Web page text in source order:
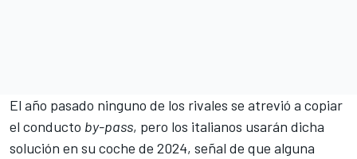
El año pasado ninguno de los rivales se atrevió a copiar
el conducto by-pass, pero los italianos usarán dicha
solución en su coche de 2024, señal de que alguna